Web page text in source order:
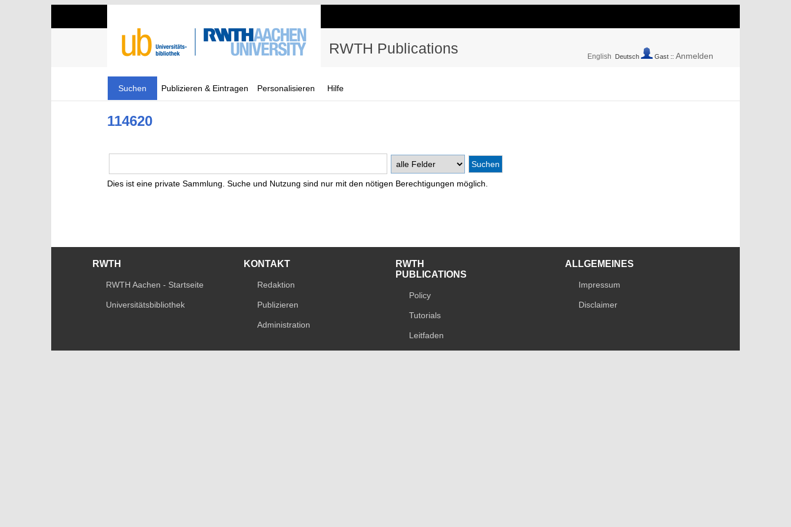
RWTH Publications English Deutsch Gast :: Anmelden
Suchen Publizieren & Eintragen Personalisieren Hilfe
114620
Dies ist eine private Sammlung. Suche und Nutzung sind nur mit den nötigen Berechtigungen möglich.
RWTH
RWTH Aachen - Startseite
Universitätsbibliothek
KONTAKT
Redaktion
Publizieren
Administration
RWTH
PUBLICATIONS
Policy
Tutorials
Leitfaden
ALLGEMEINES
Impressum
Disclaimer